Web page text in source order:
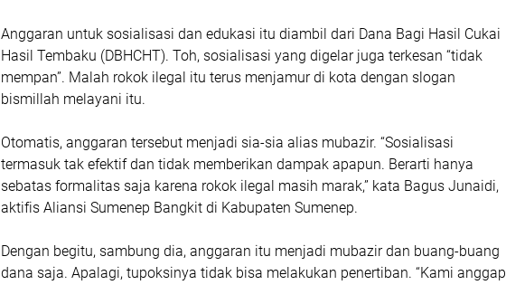
Anggaran untuk sosialisasi dan edukasi itu diambil dari Dana Bagi Hasil Cukai
Hasil Tembaku (DBHCHT). Toh, sosialisasi yang digelar juga terkesan “tidak
mempan”. Malah rokok ilegal itu terus menjamur di kota dengan slogan
bismillah melayani itu.
Otomatis, anggaran tersebut menjadi sia-sia alias mubazir. “Sosialisasi
termasuk tak efektif dan tidak memberikan dampak apapun. Berarti hanya
sebatas formalitas saja karena rokok ilegal masih marak,” kata Bagus Junaidi,
aktifis Aliansi Sumenep Bangkit di Kabupaten Sumenep.
Dengan begitu, sambung dia, anggaran itu menjadi mubazir dan buang-buang
dana saja. Apalagi, tupoksinya tidak bisa melakukan penertiban. “Kami anggap